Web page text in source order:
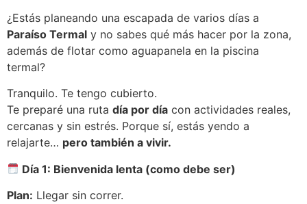
¿Estás planeando una escapada de varios días a
Paraíso Termal y no sabes qué más hacer por la zona,
además de flotar como aguapanela en la piscina
termal?
Tranquilo. Te tengo cubierto.
Te preparé una ruta día por día con actividades reales,
cercanas y sin estrés. Porque sí, estás yendo a
relajarte… pero también a vivir.
Día 1: Bienvenida lenta (como debe ser)
Plan: Llegar sin correr.